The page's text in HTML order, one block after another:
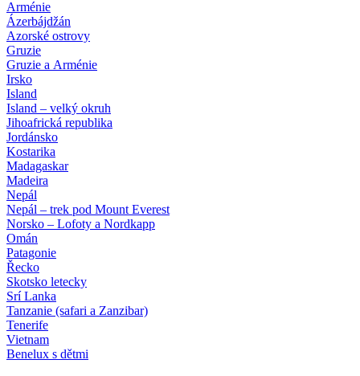
Arménie
Ázerbájdžán
Azorské ostrovy
Gruzie
Gruzie a Arménie
Irsko
Island
Island – velký okruh
Jihoafrická republika
Jordánsko
Kostarika
Madagaskar
Madeira
Nepál
Nepál – trek pod Mount Everest
Norsko – Lofoty a Nordkapp
Omán
Patagonie
Řecko
Skotsko letecky
Srí Lanka
Tanzanie (safari a Zanzibar)
Tenerife
Vietnam
Benelux s dětmi